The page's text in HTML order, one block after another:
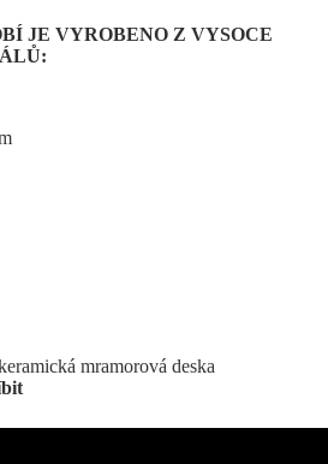
JE VYROBENO Z VYSOCE
mramorová deska